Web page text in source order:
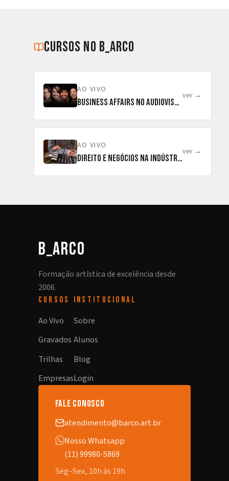
cursos no b_arco
AO VIVO
Business Affairs no Audiovisual
ver →
AO VIVO
Direito e Negócios na Indústria Audiovisual
ver →
b_arco
Formação artística de excelência desde
2006.
CURSOS
Ao Vivo
Gravados
Trilhas
Empresas
INSTITUCIONAL
Sobre
Alunos
Blog
Login
fale conosco
atendimento@barco.art.br
Nosso Whatsapp
(11) 99980-5869
Seg–Sex, 10h às 19h